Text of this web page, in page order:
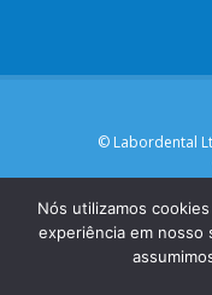
© Labordental
Nós utilizamos
experiência em nosso